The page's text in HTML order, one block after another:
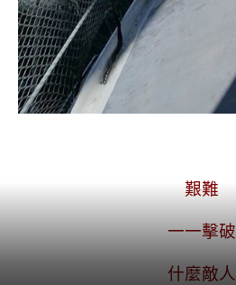
艱難
一一擊破
什麼敵人